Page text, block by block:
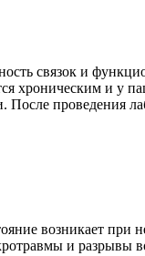
связок и
хроническим и у
После проведения
возникает при
и разрывы